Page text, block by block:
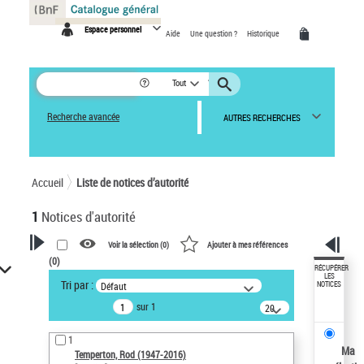
Espace personnel Aide Une question ? Historique
Tout
Recherche avancée AUTRES RECHERCHES
Accueil Liste de notices d’autorité
1 Notices d'autorité
VOTRE RECHERCHE
Recherche avancée dans les
notices d’autorité
Œuvres liées à l'auteur :
Temperton, Rod (1947-2016)
Voir la sélection (0) Ajouter à mes références
(0)
Tri par : Défaut
sur 1
20
résultats/page
1
Temperton, Rod (1947-2016)
RÉCUPÉRER
LES
NOTICES
Ma
Panneau de gestion des cookies